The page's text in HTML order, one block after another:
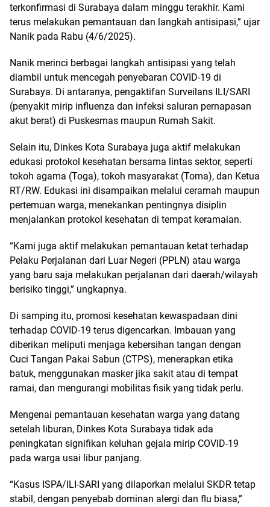
terkonfirmasi di Surabaya dalam minggu terakhir. Kami
terus melakukan pemantauan dan langkah antisipasi,” ujar
Nanik pada Rabu (4/6/2025).
Nanik merinci berbagai langkah antisipasi yang telah
diambil untuk mencegah penyebaran COVID-19 di
Surabaya. Di antaranya, pengaktifan Surveilans ILI/SARI
(penyakit mirip influenza dan infeksi saluran pernapasan
akut berat) di Puskesmas maupun Rumah Sakit.
Selain itu, Dinkes Kota Surabaya juga aktif melakukan
edukasi protokol kesehatan bersama lintas sektor, seperti
tokoh agama (Toga), tokoh masyarakat (Toma), dan Ketua
RT/RW. Edukasi ini disampaikan melalui ceramah maupun
pertemuan warga, menekankan pentingnya disiplin
menjalankan protokol kesehatan di tempat keramaian.
“Kami juga aktif melakukan pemantauan ketat terhadap
Pelaku Perjalanan dari Luar Negeri (PPLN) atau warga
yang baru saja melakukan perjalanan dari daerah/wilayah
berisiko tinggi,” ungkapnya.
Di samping itu, promosi kesehatan kewaspadaan dini
terhadap COVID-19 terus digencarkan. Imbauan yang
diberikan meliputi menjaga kebersihan tangan dengan
Cuci Tangan Pakai Sabun (CTPS), menerapkan etika
batuk, menggunakan masker jika sakit atau di tempat
ramai, dan mengurangi mobilitas fisik yang tidak perlu.
Mengenai pemantauan kesehatan warga yang datang
setelah liburan, Dinkes Kota Surabaya tidak ada
peningkatan signifikan keluhan gejala mirip COVID-19
pada warga usai libur panjang.
“Kasus ISPA/ILI-SARI yang dilaporkan melalui SKDR tetap
stabil, dengan penyebab dominan alergi dan flu biasa,”